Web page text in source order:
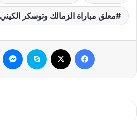
معلق مباراة الزمالك وتوسكر الكيني
فيسبوك سكايب